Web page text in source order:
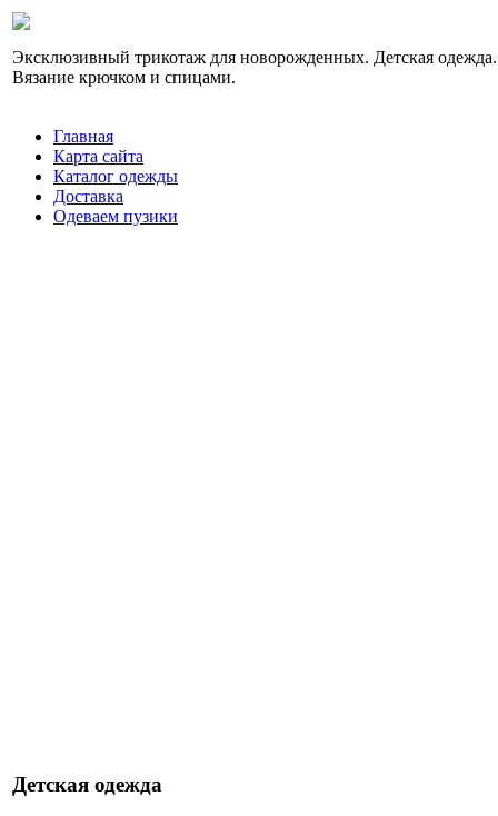
Эксклюзивный трикотаж для новорожденных. Детская одежда.
Вязание крючком и спицами.
Главная
Карта сайта
Каталог одежды
Доставка
Одеваем пузики
Детская одежда